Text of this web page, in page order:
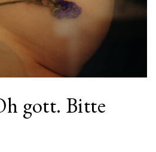
gott. Bitte